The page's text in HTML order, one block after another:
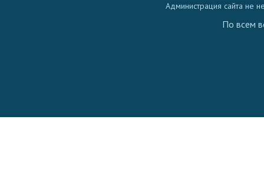
Администрация сайта не
По всем